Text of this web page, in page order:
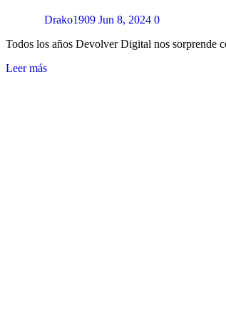
Drako1909 Jun 8, 2024 0
Todos los años Devolver Digital nos sorprende
Leer más